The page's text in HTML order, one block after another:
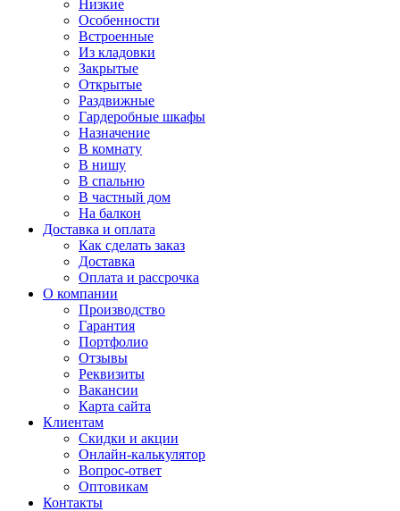
Низкие
Особенности
Встроенные
Из кладовки
Закрытые
Открытые
Раздвижные
Гардеробные шкафы
Назначение
В комнату
В нишу
В спальню
В частный дом
На балкон
Доставка и оплата
Как сделать заказ
Доставка
Оплата и рассрочка
О компании
Производство
Гарантия
Портфолио
Отзывы
Реквизиты
Вакансии
Карта сайта
Клиентам
Скидки и акции
Онлайн-калькулятор
Вопрос-ответ
Оптовикам
Контакты